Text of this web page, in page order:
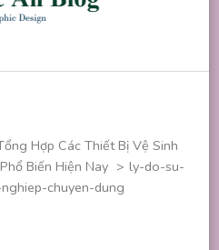
Hợp Các Thiết Bị Vệ Sinh
Biến Hiện Nay > ly-do-su-
chuyen-dung